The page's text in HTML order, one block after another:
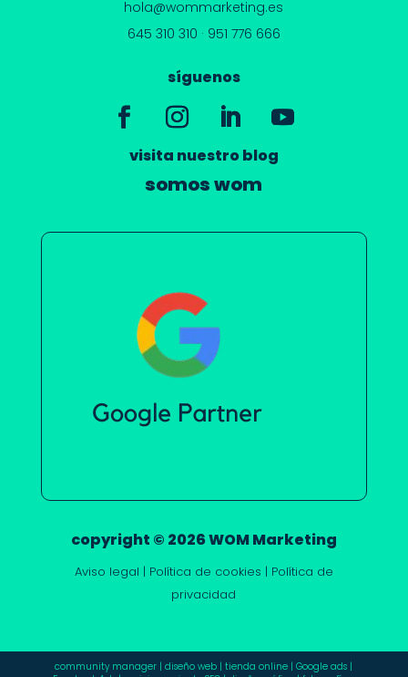
hola@wommarketing.es
645 310 310 · 951 776 666
síguenos
visita nuestro blog
somos wom
copyright © 2026 WOM Marketing
Aviso legal | Política de cookies | Política de
privacidad
community manager |diseño web |tienda online |Google ads |